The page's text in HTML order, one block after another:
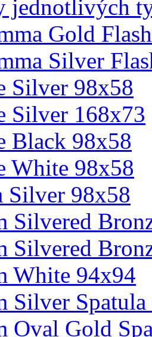
jednotlivých
Gold
Silver
Silver 98x58
Silver 168x73
Black 98x58
White 98x58
Silver 98x58
Silvered
Silvered
White 94x94
Silver Spatula
Oval Gold